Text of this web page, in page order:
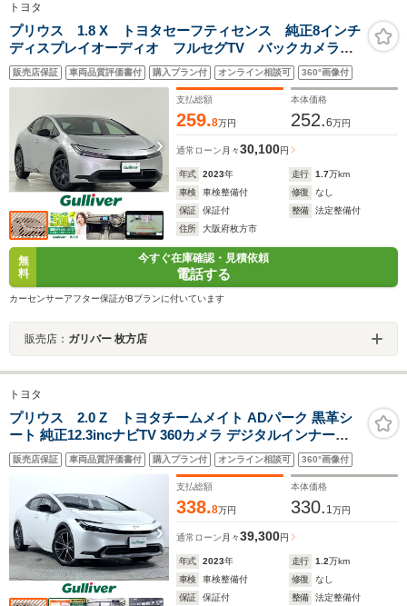
トヨタ
プリウス 1.8 X トヨタセーフティセンス 純正8インチ
ディスプレイオーディオ フルセグTV バックカメラ
LEDオートライト ブラインドスポットモニター パー
キングサポートブレーキ クリアランスソナー スマー
販売店保証 車両品質評価書付 購入プラン付 オンライン相談可 360°画像付
支払総額
259.8万円
本体価格
252.6万円
通常ローン 月々30,100円
年式 2023年 走行 1.7万km
車検
車検整備付 修復
なし
保証
保証付 整備
法定整備付
住所
大阪府枚方市
無
料
今すぐ在庫確認・見積依頼
電話する
カーセンサーアフター保証がBプランに付いています
販売店： ガリバー 枚方店
トヨタ
プリウス 2.0 Z トヨタチームメイト ADパーク 黒革シ
ート 純正12.3incナビTV 360カメラ デジタルインナーミ
ラー パワーシート/ヒーター/エアコン 電動リアゲート レ
ーダークルコン 衝突軽減ブレーキ レーンアシスト BSM
販売店保証 車両品質評価書付 購入プラン付 オンライン相談可 360°画像付
支払総額
338.8万円
本体価格
330. 1 万円
通常ローン 月々39,300円
年式 2023年 走行 1.2万km
車検
車検整備付 修復
なし
保証
保証付 整備 法定整備付